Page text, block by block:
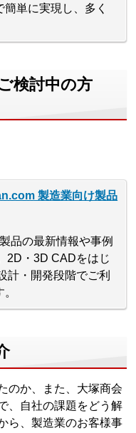
単に実現し、多く
検討中の方
製造業向け製品
品の最新情報や事例
2D・3D CADをはじ
計・開発段階でご利
のか、また、大塚商会
、自社の課題をどう解
ら、製造業のお客様事